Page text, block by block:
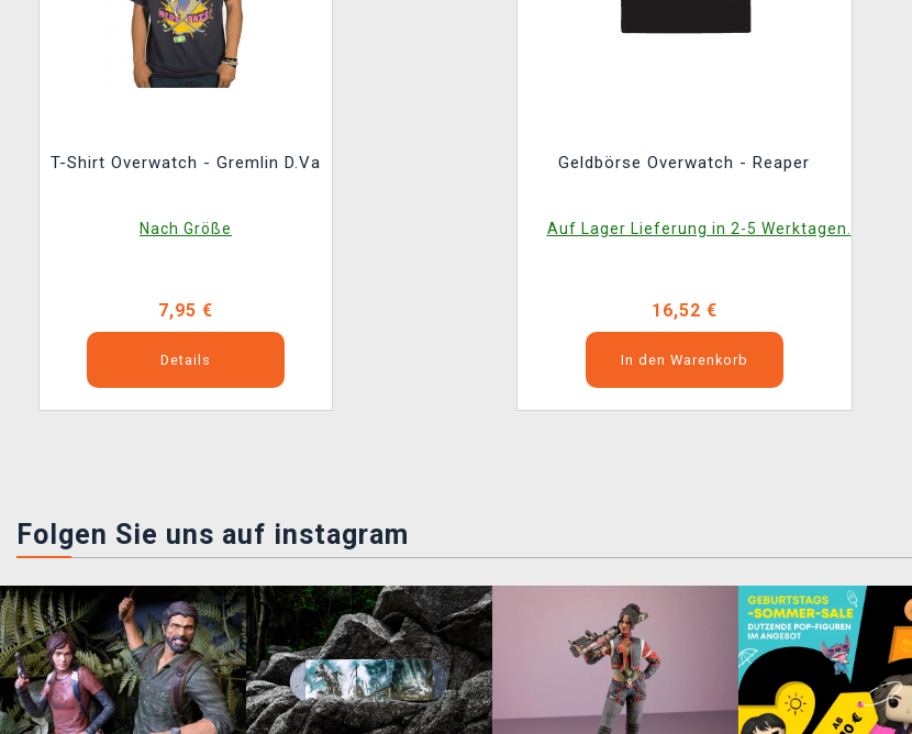
T-Shirt Overwatch - Gremlin D.Va
Nach Größe
7,95 €
Details
Geldbörse Overwatch - Reaper
Auf Lager Lieferung in 2-5 Werktagen.
16,52 €
In den Warenkorb
Folgen Sie uns auf instagram